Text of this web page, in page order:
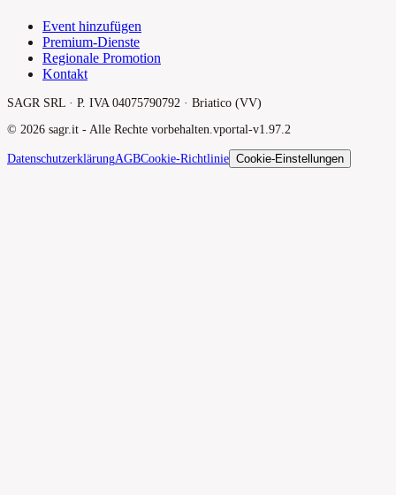
Event hinzufügen
Premium-Dienste
Regionale Promotion
Kontakt
SAGR SRL · P. IVA 04075790792 · Briatico (VV)
© 2026 sagr.it - Alle Rechte vorbehalten. vportal-v1.97.2
DatenschutzerklärungAGBCookie-Richtlinie Cookie-Einstellungen